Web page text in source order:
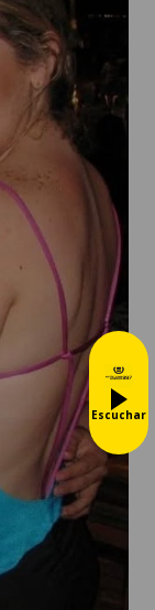
Escuchar